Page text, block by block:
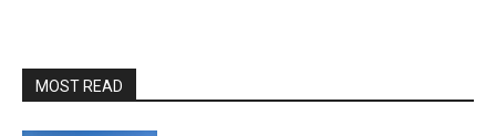
MOST READ